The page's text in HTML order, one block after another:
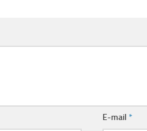
E-mail*